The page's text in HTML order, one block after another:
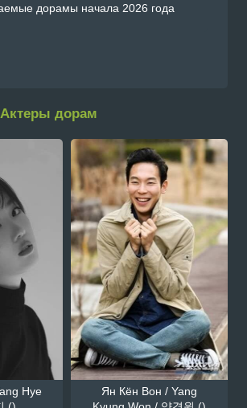
дорамы начала 2026 года
дорам
Hye
Ян Кён Вон / Yang